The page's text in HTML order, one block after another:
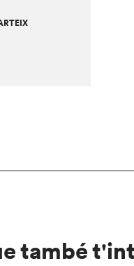
també